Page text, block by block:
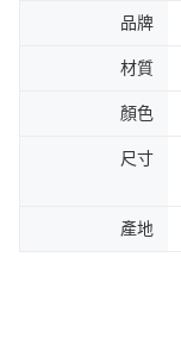
品牌
材質
顏色
尺寸
產地